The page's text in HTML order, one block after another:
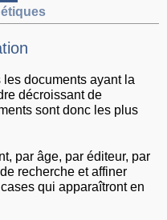
documents ayant la
décroissant de
sont donc les plus
par âge, par éditeur, par
recherche et affiner
qui apparaîtront en